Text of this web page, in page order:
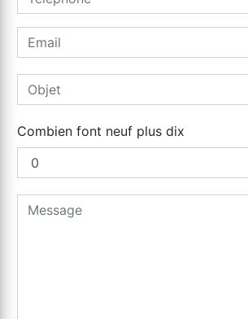
Combien font neuf plus dix